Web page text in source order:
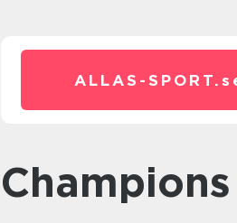
ALLAS-SPORT.